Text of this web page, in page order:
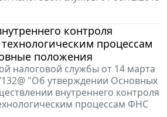
контроля
процессам
положения
налоговой службы от 14 марта
"Об утверждении Основных
внутреннего контроля
процессам ФНС